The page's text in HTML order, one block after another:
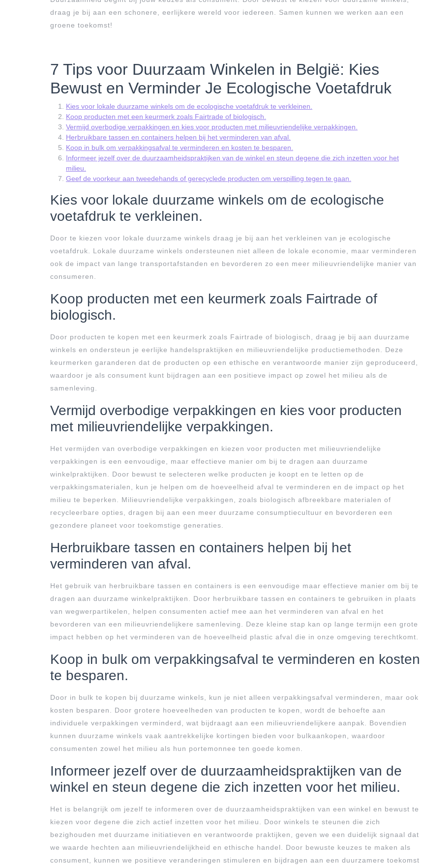
draag je bij aan een schonere, eerlijkere wereld voor iedereen. Samen kunnen we werken aan een
groene toekomst!
7 Tips voor Duurzaam Winkelen in België: Kies
Bewust en Verminder Je Ecologische Voetafdruk
Kies voor lokale duurzame winkels om de ecologische voetafdruk te verkleinen.
Koop producten met een keurmerk zoals Fairtrade of biologisch.
Vermijd overbodige verpakkingen en kies voor producten met milieuvriendelijke verpakkingen.
Herbruikbare tassen en containers helpen bij het verminderen van afval.
Koop in bulk om verpakkingsafval te verminderen en kosten te besparen.
Informeer jezelf over de duurzaamheidspraktijken van de winkel en steun degene die zich inzetten voor het
milieu.
Geef de voorkeur aan tweedehands of gerecyclede producten om verspilling tegen te gaan.
Kies voor lokale duurzame winkels om de ecologische
voetafdruk te verkleinen.
Door te kiezen voor lokale duurzame winkels draag je bij aan het verkleinen van je ecologische
voetafdruk. Lokale duurzame winkels ondersteunen niet alleen de lokale economie, maar verminderen
ook de impact van lange transportafstanden en bevorderen zo een meer milieuvriendelijke manier van
consumeren.
Koop producten met een keurmerk zoals Fairtrade of
biologisch.
Door producten te kopen met een keurmerk zoals Fairtrade of biologisch, draag je bij aan duurzame
winkels en ondersteun je eerlijke handelspraktijken en milieuvriendelijke productiemethoden. Deze
keurmerken garanderen dat de producten op een ethische en verantwoorde manier zijn geproduceerd,
waardoor je als consument kunt bijdragen aan een positieve impact op zowel het milieu als de
samenleving.
Vermijd overbodige verpakkingen en kies voor producten
met milieuvriendelijke verpakkingen.
Het vermijden van overbodige verpakkingen en kiezen voor producten met milieuvriendelijke
verpakkingen is een eenvoudige, maar effectieve manier om bij te dragen aan duurzame
winkelpraktijken. Door bewust te selecteren welke producten je koopt en te letten op de
verpakkingsmaterialen, kun je helpen om de hoeveelheid afval te verminderen en de impact op het
milieu te beperken. Milieuvriendelijke verpakkingen, zoals biologisch afbreekbare materialen of
recycleerbare opties, dragen bij aan een meer duurzame consumptiecultuur en bevorderen een
gezondere planeet voor toekomstige generaties.
Herbruikbare tassen en containers helpen bij het
verminderen van afval.
Het gebruik van herbruikbare tassen en containers is een eenvoudige maar effectieve manier om bij te
dragen aan duurzame winkelpraktijken. Door herbruikbare tassen en containers te gebruiken in plaats
van wegwerpartikelen, helpen consumenten actief mee aan het verminderen van afval en het
bevorderen van een milieuvriendelijkere samenleving. Deze kleine stap kan op lange termijn een grote
impact hebben op het verminderen van de hoeveelheid plastic afval die in onze omgeving terechtkomt.
Koop in bulk om verpakkingsafval te verminderen en kosten
te besparen.
Door in bulk te kopen bij duurzame winkels, kun je niet alleen verpakkingsafval verminderen, maar ook
kosten besparen. Door grotere hoeveelheden van producten te kopen, wordt de behoefte aan
individuele verpakkingen verminderd, wat bijdraagt aan een milieuvriendelijkere aanpak. Bovendien
kunnen duurzame winkels vaak aantrekkelijke kortingen bieden voor bulkaankopen, waardoor
consumenten zowel het milieu als hun portemonnee ten goede komen.
Informeer jezelf over de duurzaamheidspraktijken van de
winkel en steun degene die zich inzetten voor het milieu.
Het is belangrijk om jezelf te informeren over de duurzaamheidspraktijken van een winkel en bewust te
kiezen voor degene die zich actief inzetten voor het milieu. Door winkels te steunen die zich
bezighouden met duurzame initiatieven en verantwoorde praktijken, geven we een duidelijk signaal dat
we waarde hechten aan milieuvriendelijkheid en ethische handel. Door bewuste keuzes te maken als
consument, kunnen we positieve veranderingen stimuleren en bijdragen aan een duurzamere toekomst